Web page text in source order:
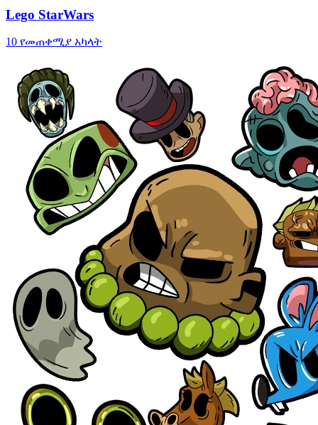
Lego StarWars
10 የመጠቀሚያ አካላት